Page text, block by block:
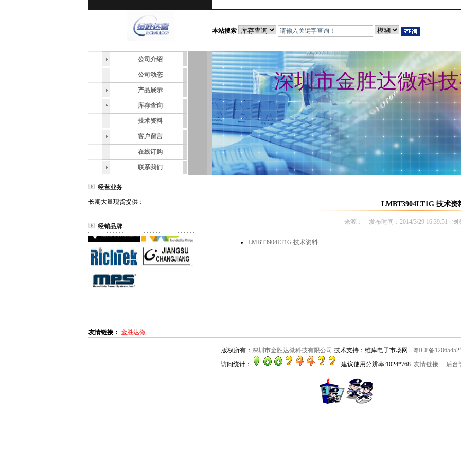
本站搜索
公司介绍
公司动态
产品展示
库存查询
技术资料
客户留言
在线订购
联系我们
深圳市金胜达微科
经营业务
长期大量现货提供：
经销品牌
LMBT3904LT1G 技术资
来源： 发布时间：2014/3/29 16:39:51 浏
LMBT3904LT1G 技术资料
友情链接： 金胜达微
版权所有： 深圳市金胜达微科技有限公司 技术支持：维库电子市场网 粤ICP备12065452
访问统计：
建议使用分辨率:1024*768 友情链接 后台